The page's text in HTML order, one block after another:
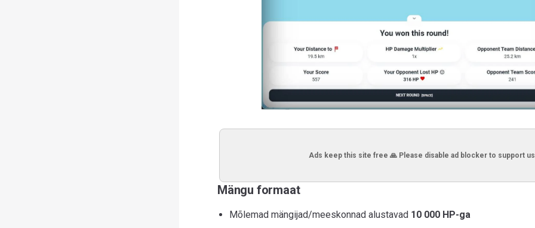
Ads keep this site free 🙏 Please disable ad blocker to support
Mängu formaat
Mõlemad mängijad/meeskonnad alustavad 10 000 HP-ga